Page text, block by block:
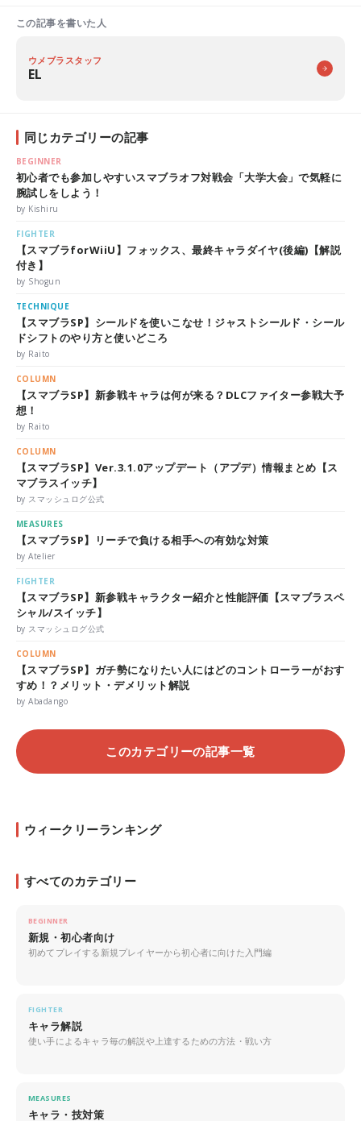
この記事を書いた人
ウメブラスタッフ
EL
同じカテゴリーの記事
BEGINNER
初心者でも参加しやすいスマブラオフ対戦会「大学大会」で気軽に
腕試しをしよう！
by Kishiru
FIGHTER
【スマブラforWiiU】フォックス、最終キャラダイヤ(後編)【解説
付き】
by Shogun
TECHNIQUE
【スマブラSP】シールドを使いこなせ！ジャストシールド・シール
ドシフトのやり方と使いどころ
by Raito
COLUMN
【スマブラSP】新参戦キャラは何が来る？DLCファイター参戦大予
想！
by Raito
COLUMN
【スマブラSP】Ver.3.1.0アップデート（アプデ）情報まとめ【ス
マブラスイッチ】
by スマッシュログ公式
MEASURES
【スマブラSP】リーチで負ける相手への有効な対策
by Atelier
FIGHTER
【スマブラSP】新参戦キャラクター紹介と性能評価【スマブラスペ
シャル/スイッチ】
by スマッシュログ公式
COLUMN
【スマブラSP】ガチ勢になりたい人にはどのコントローラーがおす
すめ！？メリット・デメリット解説
by Abadango
このカテゴリーの記事一覧
ウィークリーランキング
すべてのカテゴリー
BEGINNER
新規・初心者向け
初めてプレイする新規プレイヤーから初心者に向けた入門編
FIGHTER
キャラ解説
使い手によるキャラ毎の解説や上達するための方法・戦い方
MEASURES
キャラ・技対策